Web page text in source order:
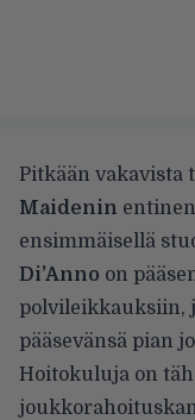
Pitkään vakavista
Maidenin
ensimmäisellä
Di’Anno on
polvileikkauksiin,
pääsevänsä pian
Hoitokuluja on